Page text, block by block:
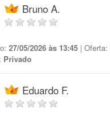
Bruno A.
27/05/2026 às 13:45 | Oferta:
Privado
Eduardo F.